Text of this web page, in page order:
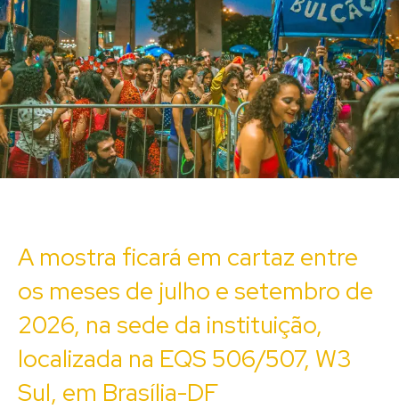
A mostra ficará em cartaz entre
os meses de julho e setembro de
2026, na sede da instituição,
localizada na EQS 506/507, W3
Sul, em Brasília-DF